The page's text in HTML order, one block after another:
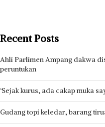
Recent Posts
Ahli Parlimen Ampang dakwa
peruntukan
‘Sejak kurus, ada cakap muka
Gudang topi keledar, barang